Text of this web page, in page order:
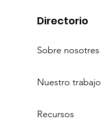
Directorio
Sobre nosotres
Nuestro trabajo
Recursos